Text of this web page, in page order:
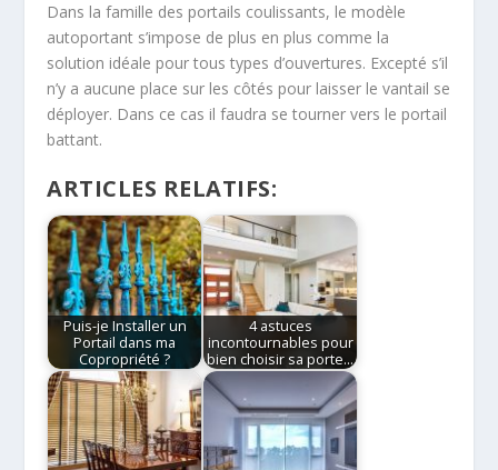
Dans la famille des portails coulissants, le modèle
autoportant s’impose de plus en plus comme la
solution idéale pour tous types d’ouvertures. Excepté s’il
n’y a aucune place sur les côtés pour laisser le vantail se
déployer. Dans ce cas il faudra se tourner vers le portail
battant.
ARTICLES RELATIFS:
Puis-je Installer un
Portail dans ma
Copropriété ?
4 astuces
incontournables pour
bien choisir sa porte…